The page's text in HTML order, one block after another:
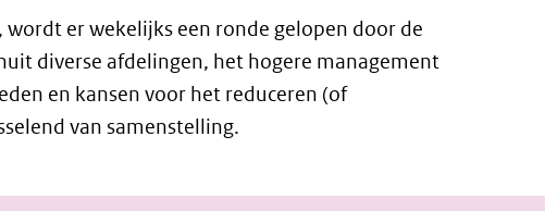
er wekelijks een ronde gelopen door de
diverse afdelingen, het hogere management
en kansen voor het reduceren (of
van samenstelling.